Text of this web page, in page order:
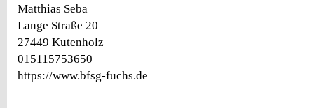
Matthias Seba
Lange Straße 20
27449 Kutenholz
015115753650
https://www.bfsg-fuchs.de